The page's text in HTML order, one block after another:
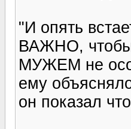
"И опять
ВАЖНО, чтобы
МУЖЕМ не
ему
он показал